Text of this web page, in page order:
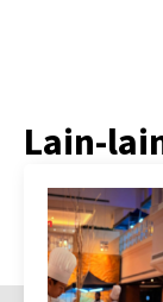
Lain-